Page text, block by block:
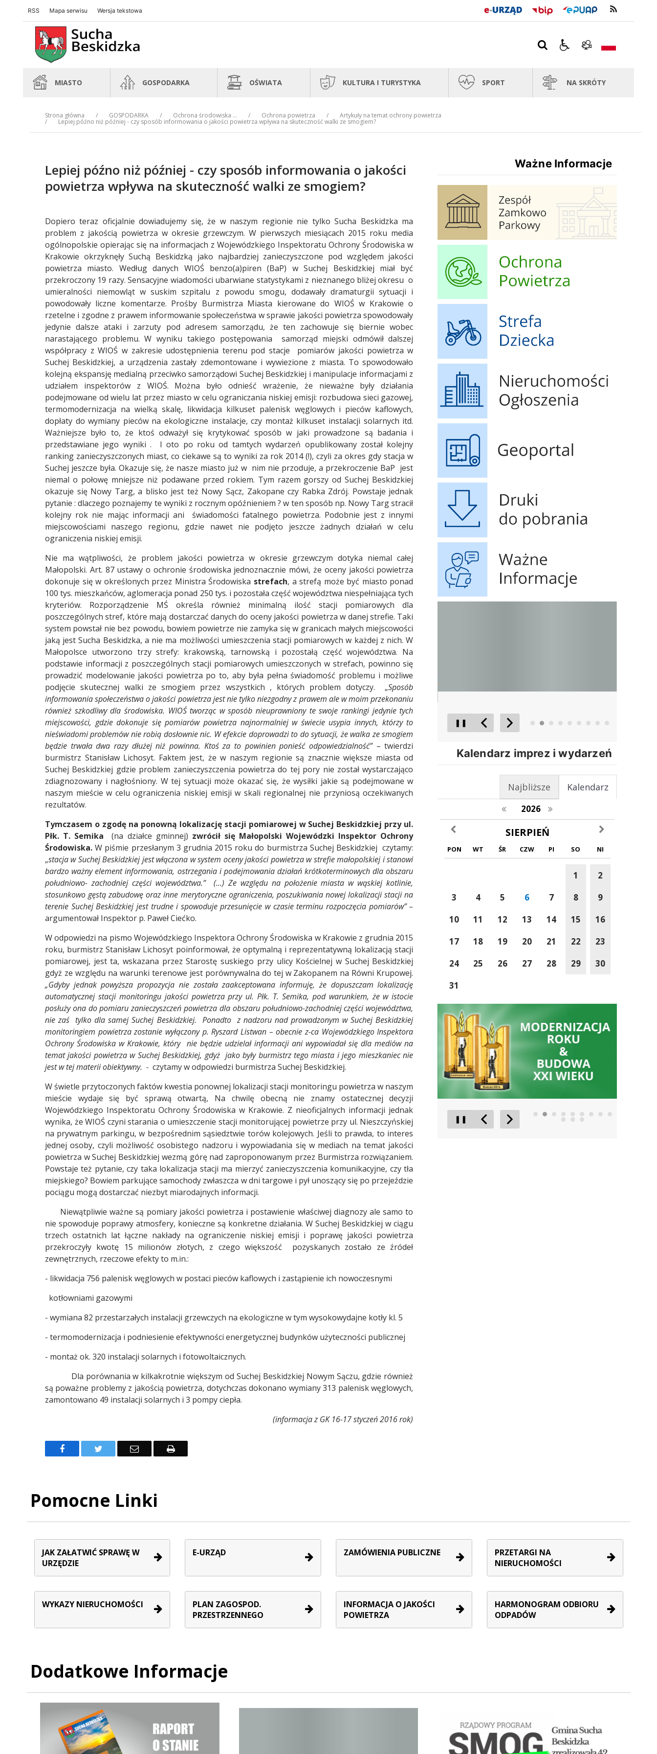
RSS Mapa serwisu Wersja tekstowa
Sucha Beskidzka
MIASTO GOSPODARKA OŚWIATA KULTURA I TURYSTYKA SPORT NA SKRÓTY
Strona główna GOSPODARKA Ochrona środowiska ... Ochrona powietrza Artykuły na temat ochrony powietrza
Lepiej późno niż później - czy sposób informowania o jakości powietrza wpływa na skuteczność walki ze smogiem?
Lepiej późno niż później - czy sposób informowania o jakości
powietrza wpływa na skuteczność walki ze smogiem?
Treść
Dopiero teraz oficjalnie dowiadujemy się, że w naszym regionie nie tylko Sucha Beskidzka ma
problem z jakością powietrza w okresie grzewczym. W pierwszych miesiącach 2015 roku media
ogólnopolskie opierając się na informacjach z Wojewódzkiego Inspektoratu Ochrony Środowiska w
Krakowie okrzyknęły Suchą Beskidzką jako najbardziej zanieczyszczone pod względem jakości
powietrza miasto. Według danych WIOŚ benzo(a)piren (BaP) w Suchej Beskidzkiej miał być
przekroczony 19 razy. Sensacyjne wiadomości ubarwiane statystykami z nieznanego bliżej okresu o
umieralności niemowląt w suskim szpitalu z powodu smogu, dodawały dramaturgii sytuacji i
powodowały liczne komentarze. Prośby Burmistrza Miasta kierowane do WIOŚ w Krakowie o
rzetelne i zgodne z prawem informowanie społeczeństwa w sprawie jakości powietrza spowodowały
jedynie dalsze ataki i zarzuty pod adresem samorządu, że ten zachowuje się biernie wobec
narastającego problemu. W wyniku takiego postępowania samorząd miejski odmówił dalszej
współpracy z WIOŚ w zakresie udostępnienia terenu pod stacje pomiarów jakości powietrza w
Suchej Beskidzkiej, a urządzenia zastały zdemontowane i wywiezione z miasta. To spowodowało
kolejną ekspansję medialną przeciwko samorządowi Suchej Beskidzkiej i manipulacje informacjami z
udziałem inspektorów z WIOŚ. Można było odnieść wrażenie, że nieważne były działania
podejmowane od wielu lat przez miasto w celu ograniczania niskiej emisji: rozbudowa sieci gazowej,
termomodernizacja na wielką skalę, likwidacja kilkuset palenisk węglowych i pieców kaflowych,
dopłaty do wymiany pieców na ekologiczne instalacje, czy montaż kilkuset instalacji solarnych itd.
Ważniejsze było to, że ktoś odważył się krytykować sposób w jaki prowadzone są badania i
przedstawiane jego wyniki . I oto po roku od tamtych wydarzeń opublikowany został kolejny
ranking zanieczyszczonych miast, co ciekawe są to wyniki za rok 2014 (!), czyli za okres gdy stacja w
Suchej jeszcze była. Okazuje się, że nasze miasto już w nim nie przoduje, a przekroczenie BaP jest
niemal o połowę mniejsze niż podawane przed rokiem. Tym razem gorszy od Suchej Beskidzkiej
okazuje się Nowy Targ, a blisko jest też Nowy Sącz, Zakopane czy Rabka Zdrój. Powstaje jednak
pytanie : dlaczego poznajemy te wyniki z rocznym opóźnieniem ? w ten sposób np. Nowy Targ stracił
kolejny rok nie mając informacji ani świadomości fatalnego powietrza. Podobnie jest z innymi
miejscowościami naszego regionu, gdzie nawet nie podjęto jeszcze żadnych działań w celu
ograniczenia niskiej emisji.
Nie ma wątpliwości, że problem jakości powietrza w okresie grzewczym dotyka niemal całej
Małopolski. Art. 87 ustawy o ochronie środowiska jednoznacznie mówi, że oceny jakości powietrza
dokonuje się w określonych przez Ministra Środowiska strefach, a strefą może być miasto ponad
100 tys. mieszkańców, aglomeracja ponad 250 tys. i pozostała część województwa niespełniająca tych
kryteriów. Rozporządzenie MŚ określa również minimalną ilość stacji pomiarowych dla
poszczególnych stref, które mają dostarczać danych do oceny jakości powietrza w danej strefie. Taki
system powstał nie bez powodu, bowiem powietrze nie zamyka się w granicach małych miejscowości
jaką jest Sucha Beskidzka, a nie ma możliwości umieszczenia stacji pomiarowych w każdej z nich. W
Małopolsce utworzono trzy strefy: krakowską, tarnowską i pozostałą część województwa. Na
podstawie informacji z poszczególnych stacji pomiarowych umieszczonych w strefach, powinno się
prowadzić modelowanie jakości powietrza po to, aby była pełna świadomość problemu i możliwe
podjęcie skutecznej walki ze smogiem przez wszystkich , których problem dotyczy. „Sposób
informowania społeczeństwa o jakości powietrza jest nie tylko niezgodny z prawem ale w moim przekonaniu
również szkodliwy dla środowiska. WIOŚ tworząc w sposób nieuprawniony te swoje rankingi jedynie tych
miejscowości, gdzie dokonuje się pomiarów powietrza najnormalniej w świecie usypia innych, którzy to
nieświadomi problemów nie robią dosłownie nic. W efekcie doprowadzi to do sytuacji, że walka ze smogiem
będzie trwała dwa razy dłużej niż powinna. Ktoś za to powinien ponieść odpowiedzialność” – twierdzi
burmistrz Stanisław Lichosyt. Faktem jest, że w naszym regionie są znacznie większe miasta od
Suchej Beskidzkiej gdzie problem zanieczyszczenia powietrza do tej pory nie został wystarczająco
zdiagnozowany i nagłośniony. W tej sytuacji może okazać się, że wysiłki jakie są podejmowane w
naszym mieście w celu ograniczenia niskiej emisji w skali regionalnej nie przyniosą oczekiwanych
rezultatów.
Tymczasem o zgodę na ponowną lokalizację stacji pomiarowej w Suchej Beskidzkiej przy ul.
Płk. T. Semika(na działce gminnej) zwrócił się Małopolski Wojewódzki Inspektor Ochrony
Środowiska.W piśmie przesłanym 3 grudnia 2015 roku do burmistrza Suchej Beskidzkiej czytamy:
„stacja w Suchej Beskidzkiej jest włączona w system oceny jakości powietrza w strefie małopolskiej i stanowi
bardzo ważny element informowania, ostrzegania i podejmowania działań krótkoterminowych dla obszaru
południowo- zachodniej części województwa.” (…) Ze względu na położenie miasta w wąskiej kotlinie,
stosunkowo gęstą zabudowę oraz inne merytoryczne ograniczenia, poszukiwania nowej lokalizacji stacji na
terenie Suchej Beskidzkiej jest trudne i spowoduje przesunięcie w czasie terminu rozpoczęcia pomiarów” –
argumentował Inspektor p. Paweł Ciećko.
W odpowiedzi na pismo Wojewódzkiego Inspektora Ochrony Środowiska w Krakowie z grudnia 2015
roku, burmistrz Stanisław Lichosyt poinformował, że optymalną i reprezentatywną lokalizacją stacji
pomiarowej, jest ta, wskazana przez Starostę suskiego przy ulicy Kościelnej w Suchej Beskidzkiej
gdyż ze względu na warunki terenowe jest porównywalna do tej w Zakopanem na Równi Krupowej.
„Gdyby jednak powyższa propozycja nie została zaakceptowana informuję, że dopuszczam lokalizację
automatycznej stacji monitoringu jakości powietrza przy ul. Płk. T. Semika, pod warunkiem, że w istocie
posłuży ona do pomiaru zanieczyszczeń powietrza dla obszaru południowo-zachodniej części województwa,
nie zaś tylko dla samej Suchej Beskidzkiej. Ponadto z nadzoru nad prowadzonym w Suchej Beskidzkiej
monitoringiem powietrza zostanie wyłączony p. Ryszard Listwan – obecnie z-ca Wojewódzkiego Inspektora
Ochrony Środowiska w Krakowie, który nie będzie udzielał informacji ani wypowiadał się dla mediów na
temat jakości powietrza w Suchej Beskidzkiej, gdyż jako były burmistrz tego miasta i jego mieszkaniec nie
jest w tej materii obiektywny. - czytamy w odpowiedzi burmistrza Suchej Beskidzkiej.
W świetle przytoczonych faktów kwestia ponownej lokalizacji stacji monitoringu powietrza w naszym
mieście wydaje się być sprawą otwartą, Na chwilę obecną nie znamy ostatecznej decyzji
Wojewódzkiego Inspektoratu Ochrony Środowiska w Krakowie. Z nieoficjalnych informacji jednak
wynika, że WIOŚ czyni starania o umieszczenie stacji monitorującej powietrze przy ul. Nieszczyńskiej
na prywatnym parkingu, w bezpośrednim sąsiedztwie torów kolejowych. Jeśli to prawda, to interes
jednej osoby, czyli możliwość osobistego nadzoru i wypowiadania się w mediach na temat jakości
powietrza w Suchej Beskidzkiej wezmą górę nad zaproponowanym przez Burmistrza rozwiązaniem.
Powstaje też pytanie, czy taka lokalizacja stacji ma mierzyć zanieczyszczenia komunikacyjne, czy tła
miejskiego? Bowiem parkujące samochody zwłaszcza w dni targowe i pył unoszący się po przejeździe
pociągu mogą dostarczać niezbyt miarodajnych informacji.
Niewątpliwie ważne są pomiary jakości powietrza i postawienie właściwej diagnozy ale samo to
nie spowoduje poprawy atmosfery, konieczne są konkretne działania. W Suchej Beskidzkiej w ciągu
trzech ostatnich lat łączne nakłady na ograniczenie niskiej emisji i poprawę jakości powietrza
przekroczyły kwotę 15 milionów złotych, z czego większość pozyskanych zostało ze źródeł
zewnętrznych, rzeczowe efekty to m.in.:
- likwidacja 756 palenisk węglowych w postaci pieców kaflowych i zastąpienie ich nowoczesnymi
kotłowniami gazowymi
- wymiana 82 przestarzałych instalacji grzewczych na ekologiczne w tym wysokowydajne kotły kl. 5
- termomodernizacja i podniesienie efektywności energetycznej budynków użyteczności publicznej
- montaż ok. 320 instalacji solarnych i fotowoltaicznych.
Dla porównania w kilkakrotnie większym od Suchej Beskidzkiej Nowym Sączu, gdzie również
są poważne problemy z jakością powietrza, dotychczas dokonano wymiany 313 palenisk węglowych,
zamontowano 49 instalacji solarnych i 3 pompy ciepła.
(informacja z GK 16-17 styczeń 2016 rok)
FacebookTwitter Email Drukuj
Ważne Informacje
❚❚
Raport o stanie Gminy Sucha Beskidzka za rok 2025 Raport o stanie Gminy Sucha Beskidzka za rok 2024
Poprzedni Element
Następny Element
Kalendarz imprez i wydarzeń
Kalendarz
Najbliższe
poprzedni rok
2026 następny rok
poprzedni miesiącSIERPIEŃ następny miesiąc
PON WT ŚR CZW PI SO NI
1
2
3
4 5 6 7 8
9
10
11 12 13 14 15
16
17
18 19 20 21 22
23
24
25 26 27 28 29
30
31
❚❚
Ranking Samorządów Modernizacja Roku
Poprzedni Element
Następny Element
Pomocne Linki
JAK ZAŁATWIĆ SPRAWĘ W
URZĘDZIE
E-URZĄD ZAMÓWIENIA PUBLICZNE
PRZETARGI NA
NIERUCHOMOŚCI
WYKAZY NIERUCHOMOŚCI
PLAN ZAGOSPOD.
PRZESTRZENNEGO
INFORMACJA O JAKOŚCI
POWIETRZA
HARMONOGRAM ODBIORU
ODPADÓW
Dodatkowe Informacje